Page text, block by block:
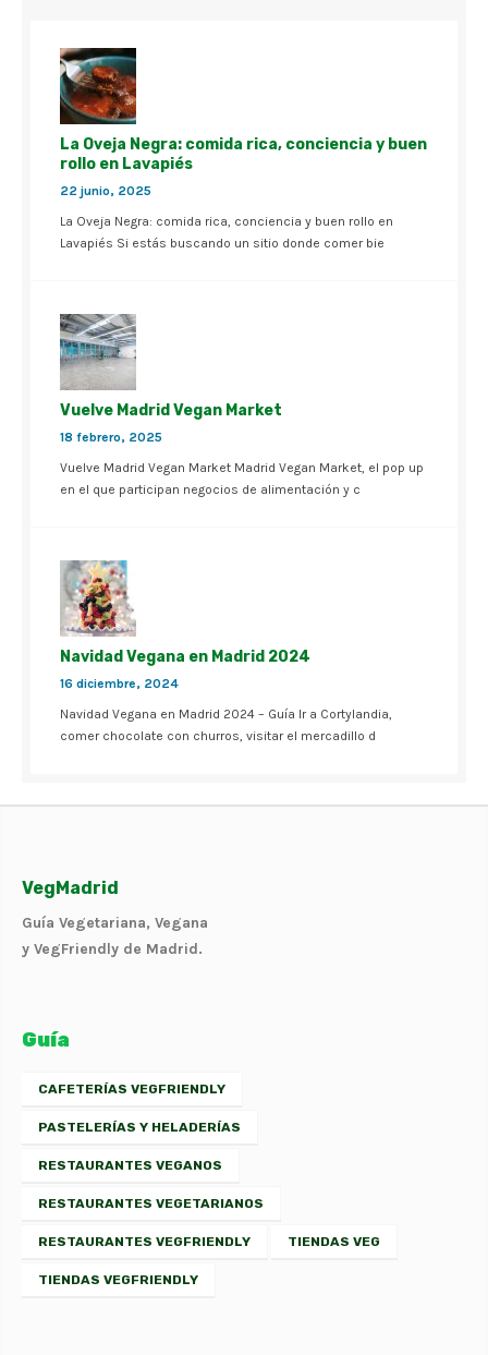
La Oveja Negra: comida rica, conciencia y buen
rollo en Lavapiés
22 junio, 2025
La Oveja Negra: comida rica, conciencia y buen rollo en
Lavapiés Si estás buscando un sitio donde comer bie
Vuelve Madrid Vegan Market
18 febrero, 2025
Vuelve Madrid Vegan Market Madrid Vegan Market, el pop up
en el que participan negocios de alimentación y c
Navidad Vegana en Madrid 2024
16 diciembre, 2024
Navidad Vegana en Madrid 2024 – Guía Ir a Cortylandia,
comer chocolate con churros, visitar el mercadillo d
VegMadrid
Guía Vegetariana, Vegana
y VegFriendly de Madrid.
Guía
CAFETERÍAS VEGFRIENDLY
PASTELERÍAS Y HELADERÍAS
RESTAURANTES VEGANOS
RESTAURANTES VEGETARIANOS
RESTAURANTES VEGFRIENDLY TIENDAS VEG
TIENDAS VEGFRIENDLY